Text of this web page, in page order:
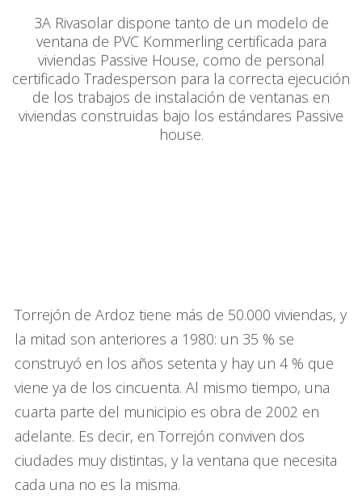
3A Rivasolar dispone tanto de un modelo de
ventana de PVC Kommerling certificada para
viviendas Passive House, como de personal
certificado Tradesperson para la correcta ejecución
de los trabajos de instalación de ventanas en
viviendas construidas bajo los estándares Passive
house.
Torrejón de Ardoz tiene más de 50.000 viviendas, y
la mitad son anteriores a 1980: un 35 % se
construyó en los años setenta y hay un 4 % que
viene ya de los cincuenta. Al mismo tiempo, una
cuarta parte del municipio es obra de 2002 en
adelante. Es decir, en Torrejón conviven dos
ciudades muy distintas, y la ventana que necesita
cada una no es la misma.